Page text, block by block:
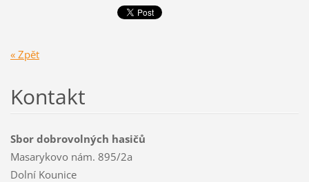
« Zpět
Kontakt
Sbor dobrovolných hasičů
Masarykovo nám. 895/2a
Dolní Kounice